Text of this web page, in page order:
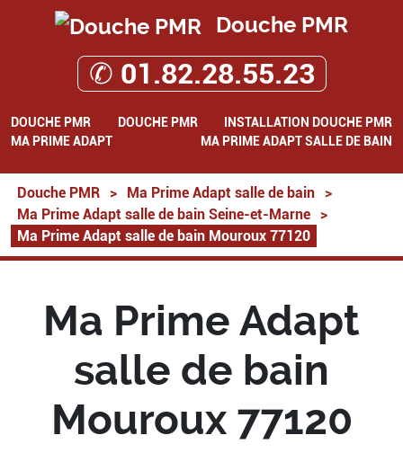
Douche PMR
✆ 01.82.28.55.23
DOUCHE PMR DOUCHE PMR
INSTALLATION DOUCHE PMR
MA PRIME ADAPT
MA PRIME ADAPT SALLE DE BAIN
Douche PMR > Ma Prime Adapt salle de bain
>
Ma Prime Adapt salle de bain Seine-et-Marne
>
Ma Prime Adapt salle de bain Mouroux 77120
Ma Prime Adapt
salle de bain
Mouroux 77120